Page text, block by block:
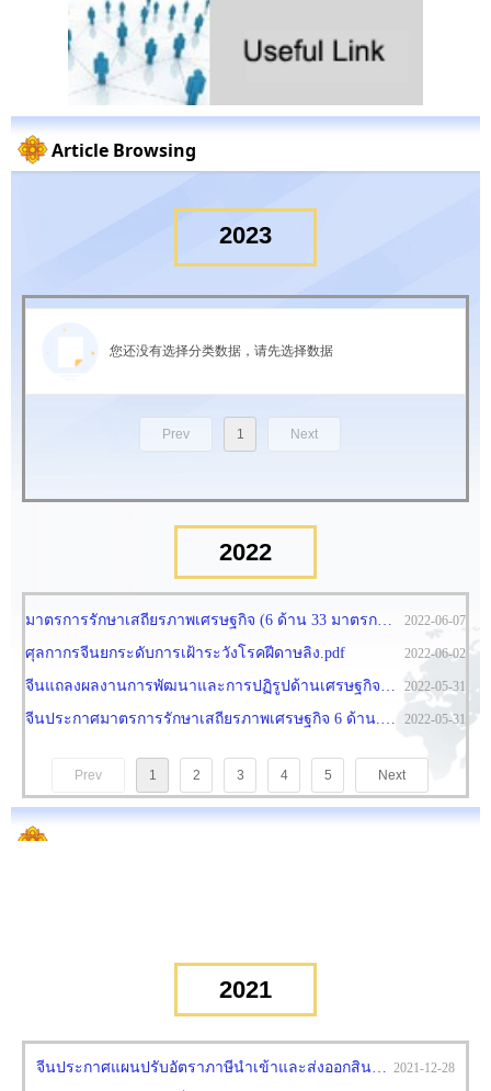
Article Browsing
2022
2022-06-07
มาตรการรักษาเสถียรภาพเศรษฐกิจ (6 ด้าน 33 มาตรการ) ของจีน.pdf
2022-06-02
ศุลกากรจีนยกระดับการเฝ้าระวังโรคฝีดาษลิง.pdf
2022-05-31
จีนแถลงผลงานการพัฒนาและการปฏิรูปด้านเศรษฐกิจในช่วงปี 2555 - 2565.pdf
2022-05-31
จีนประกาศมาตรการรักษาเสถียรภาพเศรษฐกิจ 6 ด้าน.pdf
Prev 1 2 3 4 5 Next
2021
2021-12-28
จีนประกาศแผนปรับอัตราภาษีนำเข้าและส่งออกสินค้าปี 2565.pdf
2023
您还没有选择分类数据，请先选择数据
Prev 1 Next